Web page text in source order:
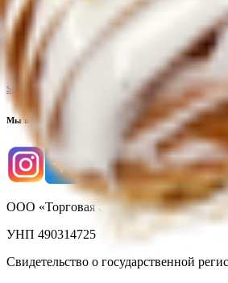
Не для электронных обращений
Тех. поддержка
support@yoda.by
Мы в соцсетях
ООО «Торговая сеть «Продмир»
УНП 490314725
Свидетельство о государственной